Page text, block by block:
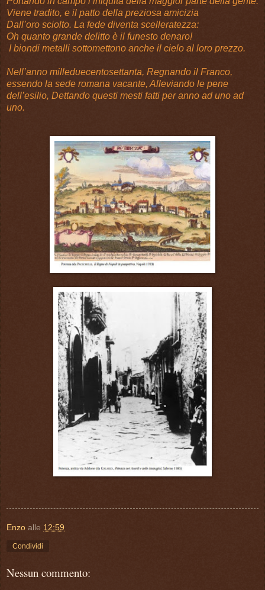
Viene tradito, e il patto della preziosa amicizia
Dall’oro sciolto. La fede diventa scelleratezza:
Oh quanto grande delitto è il funesto denaro!
I biondi metalli sottomettono anche il cielo al loro prezzo.
Nell’anno milleduecentosettanta, Regnando il Franco,
essendo la sede romana vacante, Alleviando le pene
dell’esilio, Dettando questi mesti fatti per anno ad uno ad
uno.
Enzo alle 12:59
Condividi
Nessun commento: